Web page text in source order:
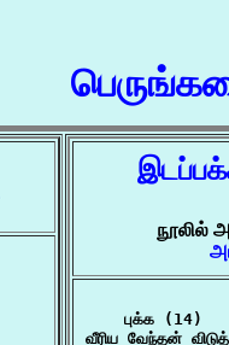
நூலில்
    புக்க (14)
வீரிய வேந்தன்